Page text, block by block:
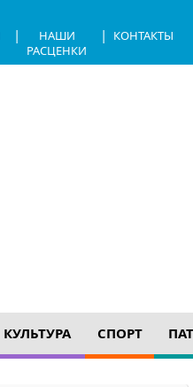
|
НАШИ
РАСЦЕНКИ
| КОНТАКТЫ
КУЛЬТУРА СПОРТ